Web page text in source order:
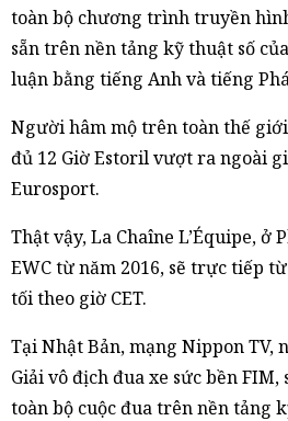
toàn bộ chương trình truyền
sẵn trên nền tảng kỹ thuật số
luận bằng tiếng Anh và tiếng
Người hâm mộ trên toàn thế
đủ 12 Giờ Estoril vượt ra ngoài
Eurosport.
Thật vậy, La Chaîne L’Équipe, ở
EWC từ năm 2016, sẽ trực tiếp
tối theo giờ CET.
Tại Nhật Bản, mạng Nippon TV,
Giải vô địch đua xe sức bền
toàn bộ cuộc đua trên nền tảng